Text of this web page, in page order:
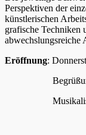
Perspektiven der
künstlerischen
grafische Techniken
abwechslungsreiche
Eröffnung: